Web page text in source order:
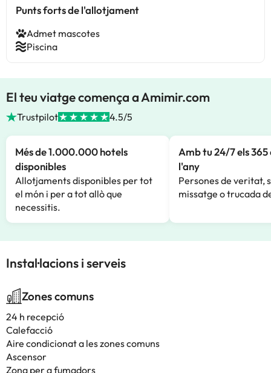
Punts forts de l'allotjament
Admet mascotes
Piscina
El teu viatge comença a Amimir.com
Trustpilot 4.5/5
Més de 1.000.000 hotels
disponibles
Allotjaments disponibles per tot
el món i per a tot allò que
necessitis.
Amb tu 24/7 els 365
l'any
Persones de veritat,
missatge o trucada
Instal·lacions i serveis
Zones comuns
24 h recepció
Calefacció
Aire condicionat a les zones comuns
Ascensor
Zona per a fumadors